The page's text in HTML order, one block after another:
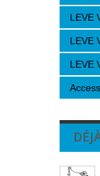
LEVE
LEVE
LEVE